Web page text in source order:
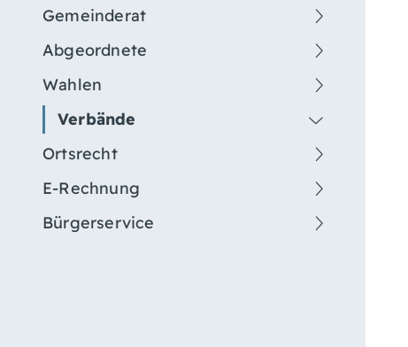
Gemeinderat
Abgeordnete
Wahlen
Verbände
Ortsrecht
E-Rechnung
Bürgerservice